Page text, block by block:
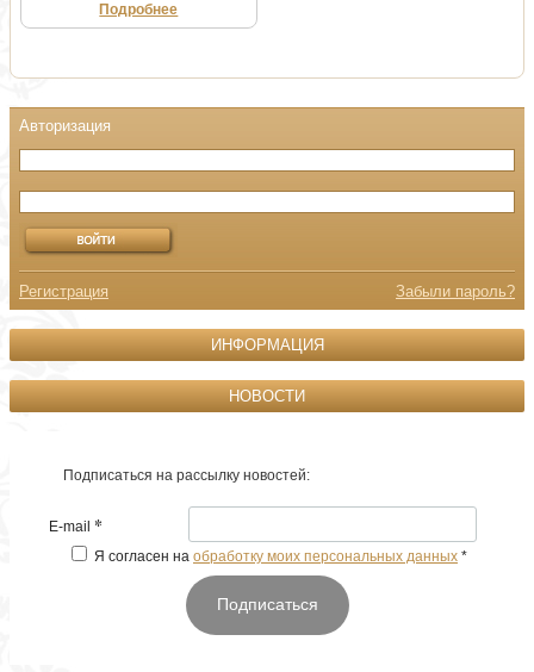
Подробнее
Регистрация Забыли пароль?
ИНФОРМАЦИЯ
НОВОСТИ
Подписаться на рассылку новостей:
E-mail *
Я согласен на обработку моих персональных данных *
Подписаться